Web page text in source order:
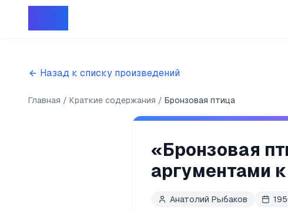
Назад к списку произведений
Главная Краткие содержания Бронзовая птица
«Бронзовая
аргументами
Анатолий Рыбаков